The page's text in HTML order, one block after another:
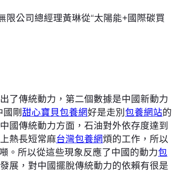
公司總經理黃琳從“太陽能+國際碳買
了傳統動力，第二個數據是中國新動力
國剛甜心寶貝包養網好是走別包養網站的
國傳統動力方面，石油對外依存度達到
熱長短常麻台灣包養網煩的工作，所以
。所以從這些現象反應了中國的動力包
展，對中國擺脫傳統動力的依賴有很是